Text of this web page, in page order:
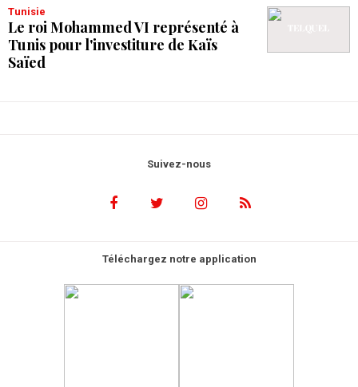
Tunisie
Le roi Mohammed VI représenté à
Tunis pour l'investiture de Kaïs
Saïed
Suivez-nous
Téléchargez notre application